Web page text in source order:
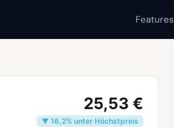
Features
25,53 €
▼ 16,2% unter Höchstpreis